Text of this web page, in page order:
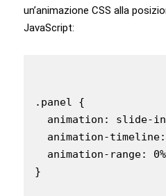
un’animazione CSS alla
JavaScript:
.panel {
animation: slide-
animation-
animation-range:
}